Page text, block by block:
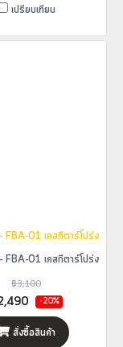
เปรียบเทียบ
01 เคสกีตาร์โปร่ง
01 เคสกีตาร์โปร่ง
฿3,100
-20%
สั่งซื้อสินค้า